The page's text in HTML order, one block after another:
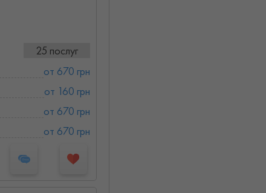
25 послуг
от 670 грн
от 160 грн
от 670 грн
от 670 грн